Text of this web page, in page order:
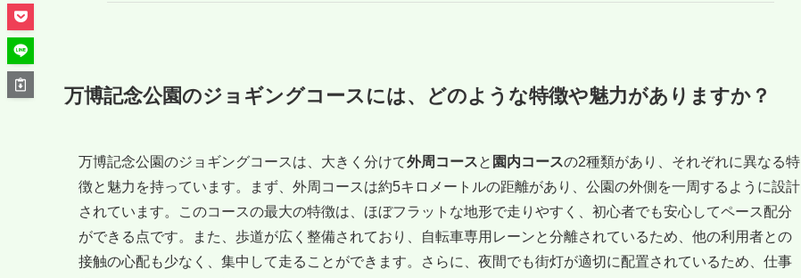
万博記念公園のジョギングコースには、どのような特徴や魅力がありますか？
万博記念公園のジョギングコースは、大きく分けて外周コースと 園内コースの2種類があり、それぞれに異なる特
徴と魅力を持っています。まず、外周コースは約5キロメートルの距離があり、公園の外側を一周するように設計
されています。このコースの最大の特徴は、ほぼフラットな地形で走りやすく、初心者でも安心してペース配分
ができる点です。また、歩道が広く整備されており、自転車専用レーンと分離されているため、他の利用者との
接触の心配も少なく、集中して走ることができます。さらに、夜間でも街灯が適切に配置されているため、仕事